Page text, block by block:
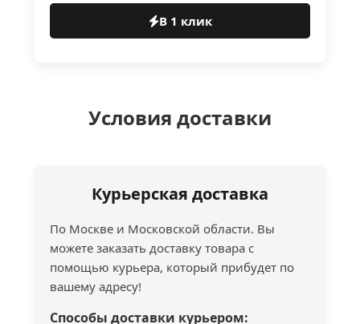
В 1 клик
Условия доставки
Курьерская доставка
По Москве и Московской области. Вы
можете заказать доставку товара с
помощью курьера, который прибудет по
вашему адресу!
Способы доставки курьером: